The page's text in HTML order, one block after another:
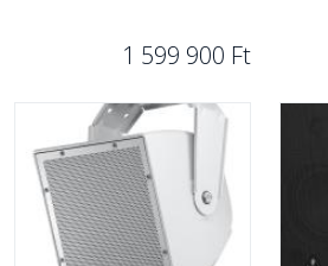
1 599 900 Ft